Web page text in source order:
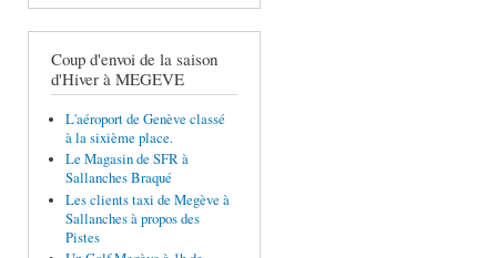
Coup d'envoi de la saison
d'Hiver à MEGEVE
L'aéroport de Genève classé
à la sixième place.
Le Magasin de SFR à
Sallanches Braqué
Les clients taxi de Megève à
Sallanches à propos des
Pistes